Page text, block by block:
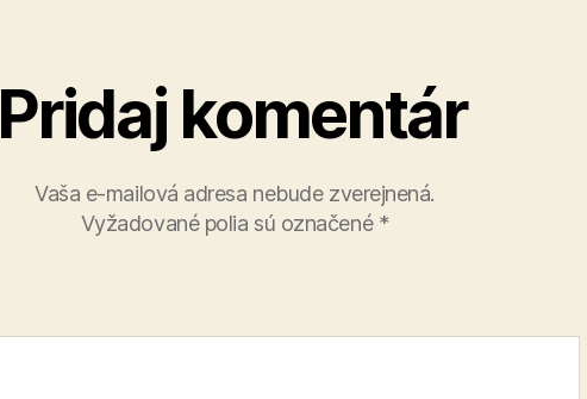
Pridaj komentár
Vaša e-mailová adresa nebude zverejnená.
Vyžadované polia sú označené *